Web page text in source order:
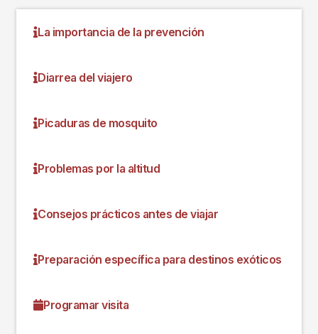
La importancia de la prevención
Diarrea del viajero
Picaduras de mosquito
Problemas por la altitud
Consejos prácticos antes de viajar
Preparación específica para destinos exóticos
Programar visita